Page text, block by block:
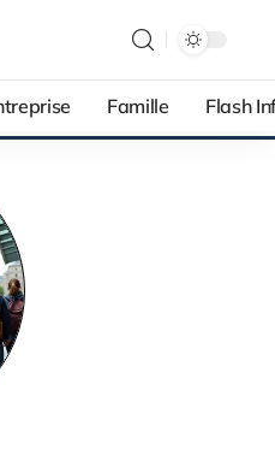
Famille Flash